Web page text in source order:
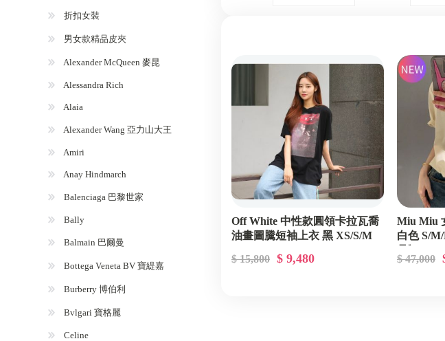
Off White 中性款圓領卡拉瓦喬
油畫圖騰短袖上衣 黑 XS/S/M
$ 15,800 $ 9,480
Miu Miu
白色 S/
$ 47,000
折扣女裝
男女款精品皮夾
Alexander McQueen 麥昆
Alessandra Rich
Alaia
Alexander Wang 亞力山大王
Amiri
Anay Hindmarch
Balenciaga 巴黎世家
Bally
Balmain 巴爾曼
Bottega Veneta BV 寶緹嘉
Burberry 博伯利
Bvlgari 寶格麗
Celine